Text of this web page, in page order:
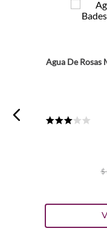
Agua De Rosas
$